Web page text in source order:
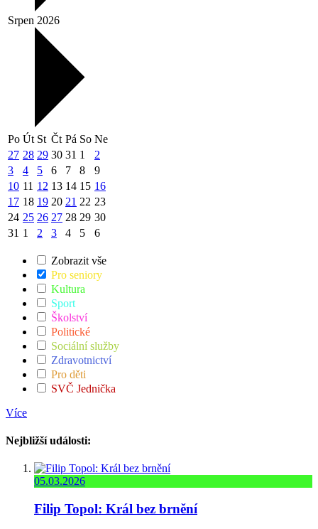
Srpen 2026
Po Út St Čt Pá So Ne
27 28 29 30 31 1
2
3
4 5 6 7 8
9
10 11 12 13 14 15 16
17 18 19 20 21 22 23
24 25 26 27 28 29 30
31 1 2 3 4 5 6
Zobrazit vše
Pro seniory
Kultura
Sport
Školství
Politické
Sociální služby
Zdravotnictví
Pro děti
SVČ Jednička
Více
Nejbližší události:
05.03.2026
Filip Topol: Král bez brnění